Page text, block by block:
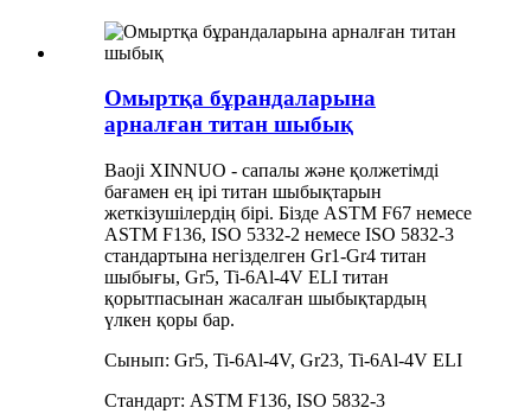
Омыртқа бұрандаларына
арналған титан шыбық
Baoji XINNUO - сапалы және қолжетімді
бағамен ең ірі титан шыбықтарын
жеткізушілердің бірі. Бізде ASTM F67 немесе
ASTM F136, ISO 5332-2 немесе ISO 5832-3
стандартына негізделген Gr1-Gr4 титан
шыбығы, Gr5, Ti-6Al-4V ELI титан
қорытпасынан жасалған шыбықтардың
үлкен қоры бар.
Сынып: Gr5, Ti-6Al-4V, Gr23, Ti-6Al-4V ELI
Стандарт: ASTM F136, ISO 5832-3